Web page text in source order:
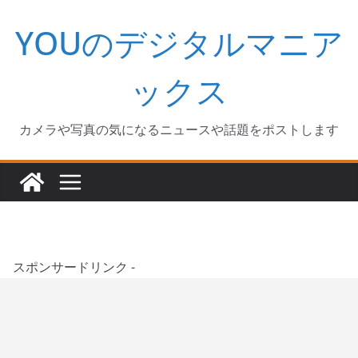
キ
YOUのデジタルマニア
ックス
カメラや写真の気になるニュースや話題をポストします
スポンサードリンク -